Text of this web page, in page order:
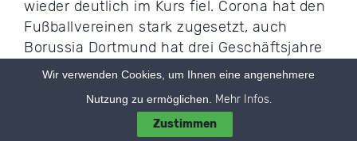
wieder deutlich im Kurs fiel. Corona hat den
Fußballvereinen stark zugesetzt, auch
Borussia Dortmund hat drei Geschäftsjahre
mit Verlusten hinter sich.
Vor- und Nachteile abwägen
Wir verwenden Cookies, um Ihnen eine angenehmere
Nutzung zu ermöglichen.
Mehr Infos.
Zustimmen